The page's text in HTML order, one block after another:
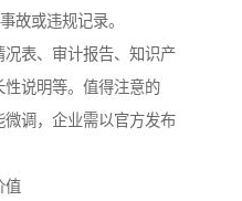
故或违规记录。
表、审计报告、知识产
说明等。值得注意的
调，企业需以官方发布
值